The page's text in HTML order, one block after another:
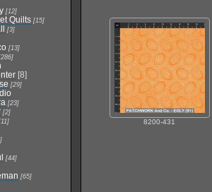
[12]
Quilts [15]
[3]
[13]
[8]
[29]
[23]
[2]
[44]
[65]
8200-431